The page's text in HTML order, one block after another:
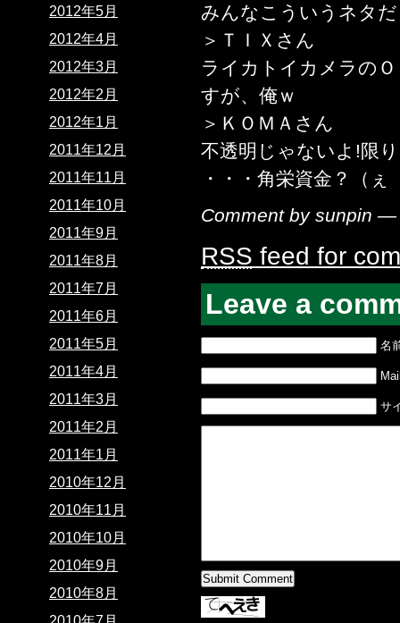
みんなこういうネタ
＞ＴＩＸさん
ライカトイカメラの
すが、俺ｗ
＞ＫＯＭＡさん
不透明じゃないよ!限
・・・角栄資金？（ぇ
Comment by sunpin
RSS feed for
Leave a
名
サ
2012年5月
2012年4月
2012年3月
2012年2月
2012年1月
2011年12月
2011年11月
2011年10月
2011年9月
2011年8月
2011年7月
2011年6月
2011年5月
2011年4月
2011年3月
2011年2月
2011年1月
2010年12月
2010年11月
2010年10月
2010年9月
2010年8月